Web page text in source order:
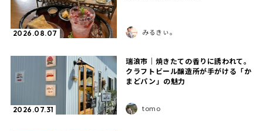
2026.08.07 みるきぃ。
2026.07.31
瑞浪市｜焼きたての香りに誘われて。
クラフトビール醸造所が手がける「か
まどパン」の魅力
tomo